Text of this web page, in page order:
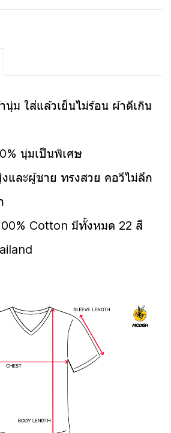
นุ่ม ใส่แล้วเย็นไม่ร้อน ผ้าดีเกิน
นุ่มเป็นพิเศษ
และผู้ชาย ทรงสวย คอวีไม่ลึก
Cotton มีทั้งหมด 22 สี